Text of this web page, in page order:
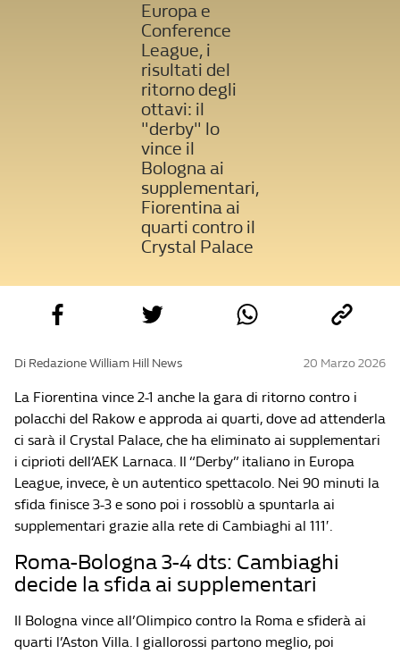
Europa e
Conference
League, i
risultati del
ritorno degli
ottavi: il
"derby" lo
vince il
Bologna ai
supplementari,
Fiorentina ai
quarti contro il
Crystal Palace
Di Redazione William Hill News 20 Marzo 2026
La Fiorentina vince 2-1 anche la gara di ritorno contro i
polacchi del Rakow e approda ai quarti, dove ad attenderla
ci sarà il Crystal Palace, che ha eliminato ai supplementari
i ciprioti dell’AEK Larnaca. Il “Derby” italiano in Europa
League, invece, è un autentico spettacolo. Nei 90 minuti la
sfida finisce 3-3 e sono poi i rossoblù a spuntarla ai
supplementari grazie alla rete di Cambiaghi al 111′.
Roma-Bologna 3-4 dts: Cambiaghi
decide la sfida ai supplementari
Il Bologna vince all’Olimpico contro la Roma e sfiderà ai
quarti l’Aston Villa. I giallorossi partono meglio, poi